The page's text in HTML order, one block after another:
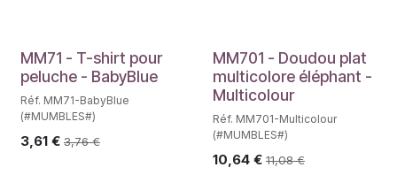
MM71 - T-shirt pour
peluche - BabyBlue
Réf. MM71-BabyBlue
(#MUMBLES#)
3,61 € 3,76€
MM701 - Doudou plat
multicolore éléphant -
Multicolour
Réf. MM701-Multicolour
(#MUMBLES#)
10,64€ 11,08€